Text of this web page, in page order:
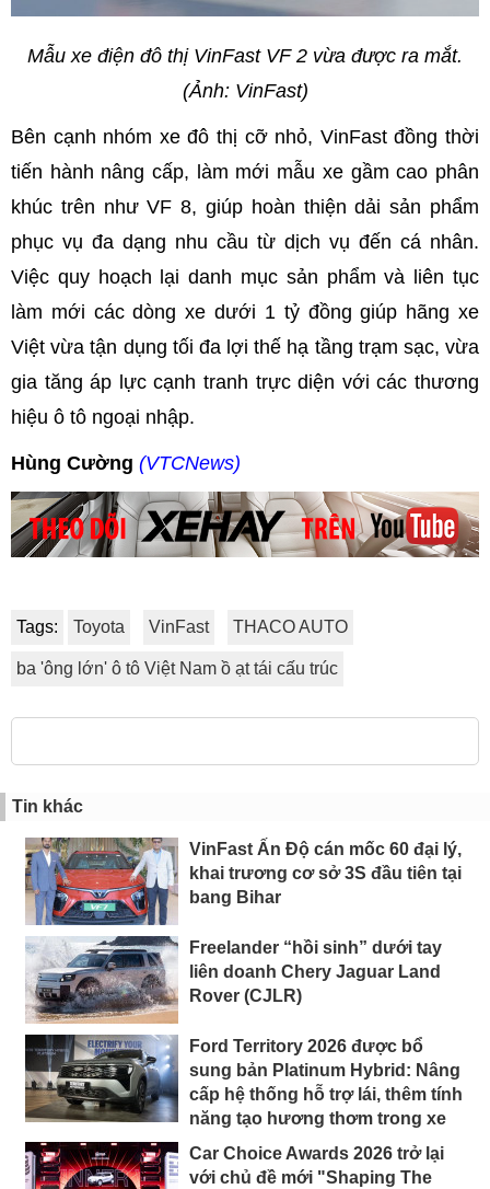
Mẫu xe điện đô thị VinFast VF 2 vừa được ra mắt.
(Ảnh: VinFast)
Bên cạnh nhóm xe đô thị cỡ nhỏ, VinFast đồng thời
tiến hành nâng cấp, làm mới mẫu xe gầm cao phân
khúc trên như VF 8, giúp hoàn thiện dải sản phẩm
phục vụ đa dạng nhu cầu từ dịch vụ đến cá nhân.
Việc quy hoạch lại danh mục sản phẩm và liên tục
làm mới các dòng xe dưới 1 tỷ đồng giúp hãng xe
Việt vừa tận dụng tối đa lợi thế hạ tầng trạm sạc, vừa
gia tăng áp lực cạnh tranh trực diện với các thương
hiệu ô tô ngoại nhập.
Hùng Cường (VTCNews)
Tags: Toyota VinFast THACO AUTO
ba 'ông lớn' ô tô Việt Nam ồ ạt tái cấu trúc
Tin khác
VinFast Ấn Độ cán mốc 60 đại lý,
khai trương cơ sở 3S đầu tiên tại
bang Bihar
Freelander “hồi sinh” dưới tay
liên doanh Chery Jaguar Land
Rover (CJLR)
Ford Territory 2026 được bổ
sung bản Platinum Hybrid: Nâng
cấp hệ thống hỗ trợ lái, thêm tính
năng tạo hương thơm trong xe
Car Choice Awards 2026 trở lại
với chủ đề mới "Shaping The